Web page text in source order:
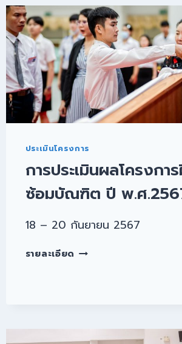
ประเมินโครงการ
การประเมินผลโครงกา
ซ้อมบัณฑิต ปี พ.ศ
18 – 20 กันยายน 2567
รายละเอียด